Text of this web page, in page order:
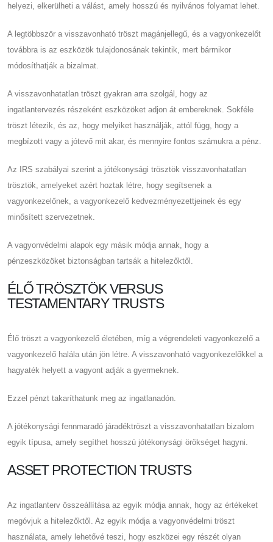
helyezi, elkerülheti a válást, amely hosszú és nyilvános folyamat lehet.
A legtöbbször a visszavonható tröszt magánjellegű, és a vagyonkezelőt
továbbra is az eszközök tulajdonosának tekintik, mert bármikor
módosíthatják a bizalmat.
A visszavonhatatlan tröszt gyakran arra szolgál, hogy az
ingatlantervezés részeként eszközöket adjon át embereknek. Sokféle
tröszt létezik, és az, hogy melyiket használják, attól függ, hogy a
megbízott vagy a jótevő mit akar, és mennyire fontos számukra a pénz.
Az IRS szabályai szerint a jótékonysági trösztök visszavonhatatlan
trösztök, amelyeket azért hoztak létre, hogy segítsenek a
vagyonkezelőnek, a vagyonkezelő kedvezményezettjeinek és egy
minősített szervezetnek.
A vagyonvédelmi alapok egy másik módja annak, hogy a
pénzeszközöket biztonságban tartsák a hitelezőktől.
ÉLŐ TRÖSZTÖK VERSUS
TESTAMENTARY TRUSTS
Élő tröszt a vagyonkezelő életében, míg a végrendeleti vagyonkezelő a
vagyonkezelő halála után jön létre. A visszavonható vagyonkezelőkkel a
hagyaték helyett a vagyont adják a gyermeknek.
Ezzel pénzt takaríthatunk meg az ingatlanadón.
A jótékonysági fennmaradó járadéktröszt a visszavonhatatlan bizalom
egyik típusa, amely segíthet hosszú jótékonysági örökséget hagyni.
ASSET PROTECTION TRUSTS
Az ingatlanterv összeállítása az egyik módja annak, hogy az értékeket
megóvjuk a hitelezőktől. Az egyik módja a vagyonvédelmi tröszt
használata, amely lehetővé teszi, hogy eszközei egy részét olyan